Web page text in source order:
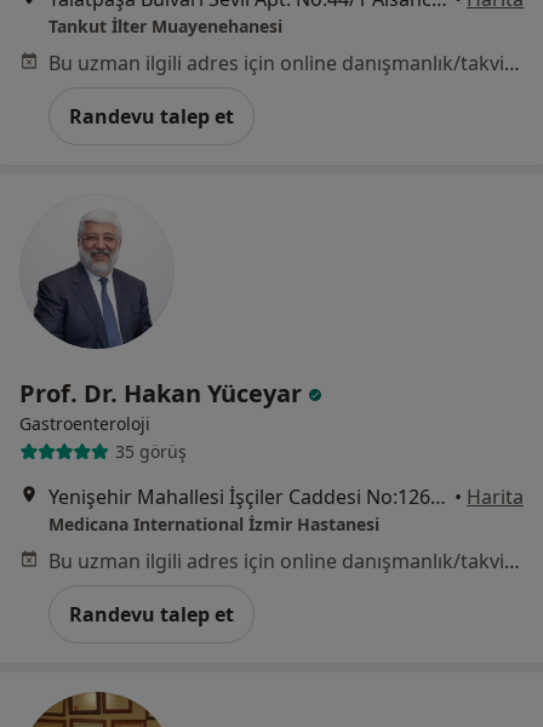
Tankut İlter Muayenehanesi
Bu uzman ilgili adres için online danışmanlık/takvim sunmuyor.
Randevu talep et
Prof. Dr. Hakan Yüceyar
Gastroenteroloji
35 görüş
Yenişehir Mahallesi İşçiler Caddesi No:126, Konak • Harita
Medicana International İzmir Hastanesi
Bu uzman ilgili adres için online danışmanlık/takvim sunmuyor.
Randevu talep et